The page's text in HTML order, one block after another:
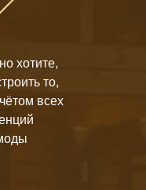
хотите,
то,
всех